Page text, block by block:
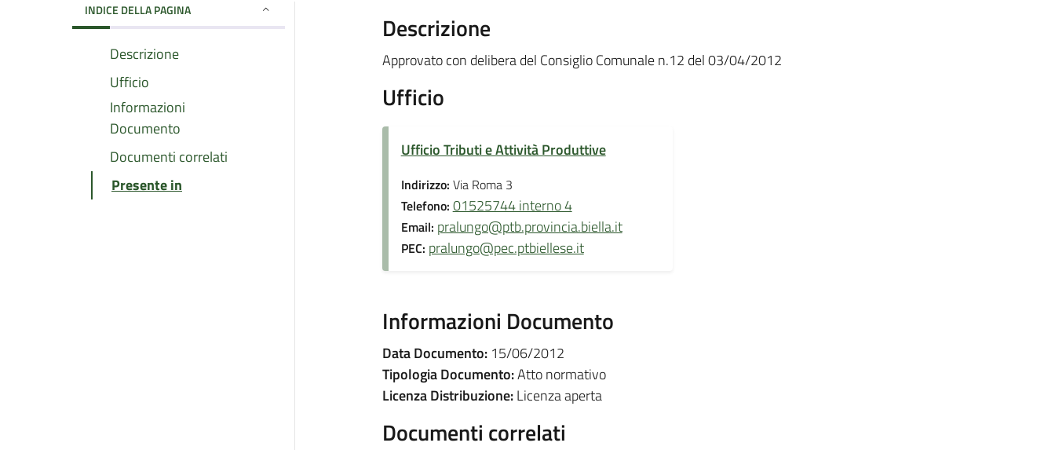
INDICE DELLA PAGINA
Descrizione
Ufficio
Informazioni
Documento
Documenti correlati
Presente in
Descrizione
Approvato con delibera del Consiglio Comunale n.12 del 03/04/2012
Ufficio
Ufficio Tributi e Attività Produttive
Indirizzo: Via Roma 3
Telefono: 01525744 interno 4
Email: pralungo@ptb.provincia.biella.it
PEC: pralungo@pec.ptbiellese.it
Informazioni Documento
Data Documento:15/06/2012
Tipologia Documento:Atto normativo
Licenza Distribuzione:Licenza aperta
Documenti correlati